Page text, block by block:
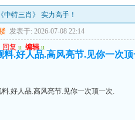
特三肖》 实力高手！
发表于: 2026-07-08 22:14
回复 u 编辑 u
料.好人品.高风亮节.见你一次
料.好人品.高风亮节.见你一次顶一次.